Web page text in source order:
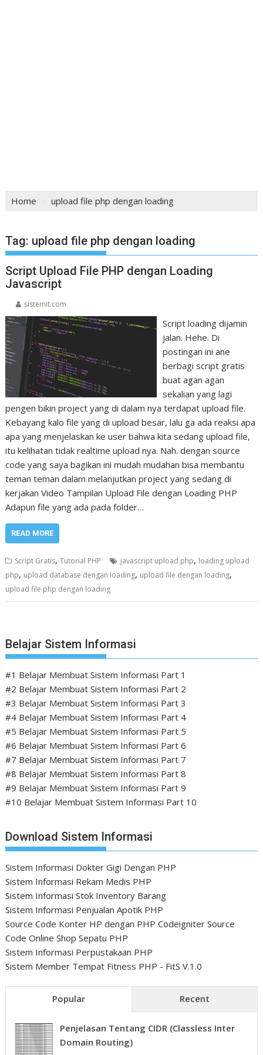
Home upload file php dengan loading
Tag: upload file php dengan loading
Script Upload File PHP dengan Loading
Javascript
sistemit.com
Script loading dijamin
jalan. Hehe. Di
postingan ini ane
berbagi script gratis
buat agan agan
sekalian yang lagi
pengen bikin project yang di dalam nya terdapat upload file.
Kebayang kalo file yang di upload besar, lalu ga ada reaksi apa
apa yang menjelaskan ke user bahwa kita sedang upload file,
itu kelihatan tidak realtime upload nya. Nah. dengan source
code yang saya bagikan ini mudah mudahan bisa membantu
teman teman dalam melanjutkan project yang sedang di
kerjakan Video Tampilan Upload File dengan Loading PHP
Adapun file yang ada pada folder…
READ MORE
Script Gratis,Tutorial PHP javascript upload php, loading upload
php, upload database dengan loading, upload file dengan loading,
upload file php dengan loading
Belajar Sistem Informasi
#1 Belajar Membuat Sistem Informasi Part 1
#2 Belajar Membuat Sistem Informasi Part 2
#3 Belajar Membuat Sistem Informasi Part 3
#4 Belajar Membuat Sistem Informasi Part 4
#5 Belajar Membuat Sistem Informasi Part 5
#6 Belajar Membuat Sistem Informasi Part 6
#7 Belajar Membuat Sistem Informasi Part 7
#8 Belajar Membuat Sistem Informasi Part 8
#9 Belajar Membuat Sistem Informasi Part 9
#10 Belajar Membuat Sistem Informasi Part 10
Download Sistem Informasi
Sistem Informasi Dokter Gigi Dengan PHP
Sistem Informasi Rekam Medis PHP
Sistem Informasi Stok Inventory Barang
Sistem Informasi Penjualan Apotik PHP
Source Code Konter HP dengan PHP Codeigniter Source
Code Online Shop Sepatu PHP
Sistem Informasi Perpustakaan PHP
Sistem Member Tempat Fitness PHP - FitS V.1.0
Popular Recent
Penjelasan Tentang CIDR (Classless Inter
Domain Routing)